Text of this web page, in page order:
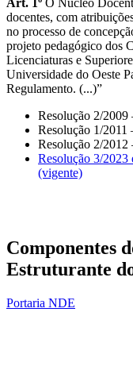
Art. 1º O Núcleo
docentes, com
no processo de
projeto pedagógico dos
Licenciaturas e
Universidade do Oeste
Regulamento. (...)”
Resolução 2/2009
Resolução 1/2011
Resolução 2/2012
Resolução 3/2023
(vigente)
Componentes
Estruturante
Portaria NDE